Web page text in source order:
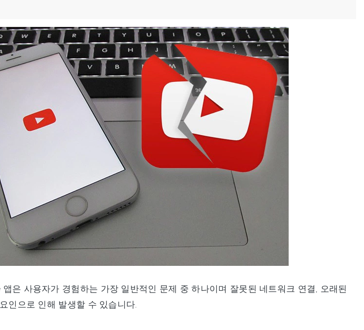
은 사용자가 경험하는 가장 일반적인 문제 중 하나이며 잘못된 네트워크 연결, 오래된
인으로 인해 발생할 수 있습니다.